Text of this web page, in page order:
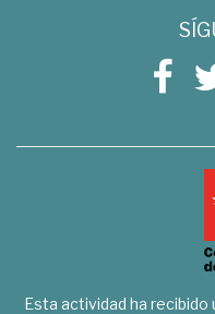
Esta actividad ha recibido